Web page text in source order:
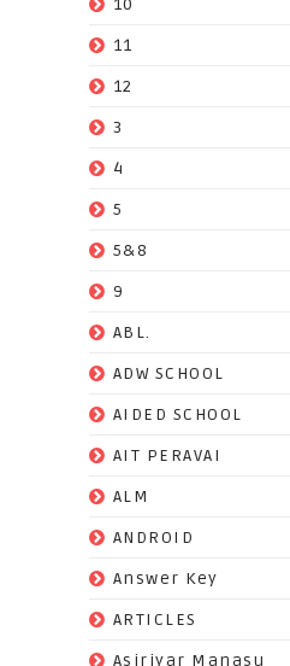
10
11
12
3
4
5
5&8
9
ABL.
ADW SCHOOL
AIDED SCHOOL
AIT PERAVAI
ALM
ANDROID
Answer Key
ARTICLES
Asiriyar Manasu